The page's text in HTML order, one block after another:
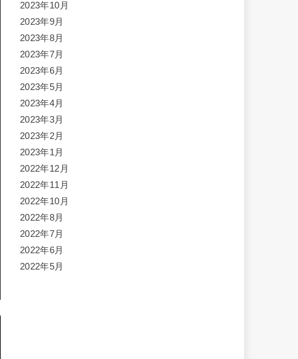
2023年10月
2023年9月
2023年8月
2023年7月
2023年6月
2023年5月
2023年4月
2023年3月
2023年2月
2023年1月
2022年12月
2022年11月
2022年10月
2022年8月
2022年7月
2022年6月
2022年5月